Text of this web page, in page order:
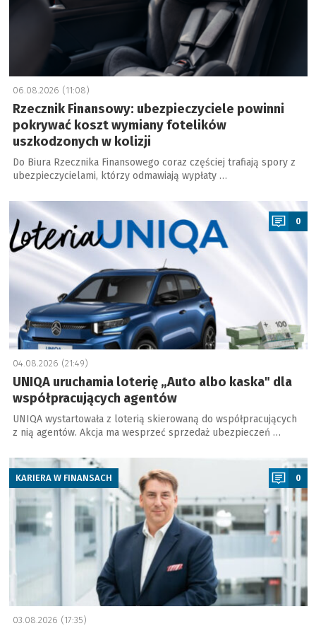
06.08.2026 (11:08)
Rzecznik Finansowy: ubezpieczyciele powinni
pokrywać koszt wymiany fotelików
uszkodzonych w kolizji
Do Biura Rzecznika Finansowego coraz częściej trafiają spory z
ubezpieczycielami, którzy odmawiają wypłaty …
a
0
04.08.2026 (21:49)
UNIQA uruchamia loterię „Auto albo kaska" dla
współpracujących agentów
UNIQA wystartowała z loterią skierowaną do współpracujących
z nią agentów. Akcja ma wesprzeć sprzedaż ubezpieczeń …
a
KARIERA W FINANSACH 0
03.08.2026 (17:35)